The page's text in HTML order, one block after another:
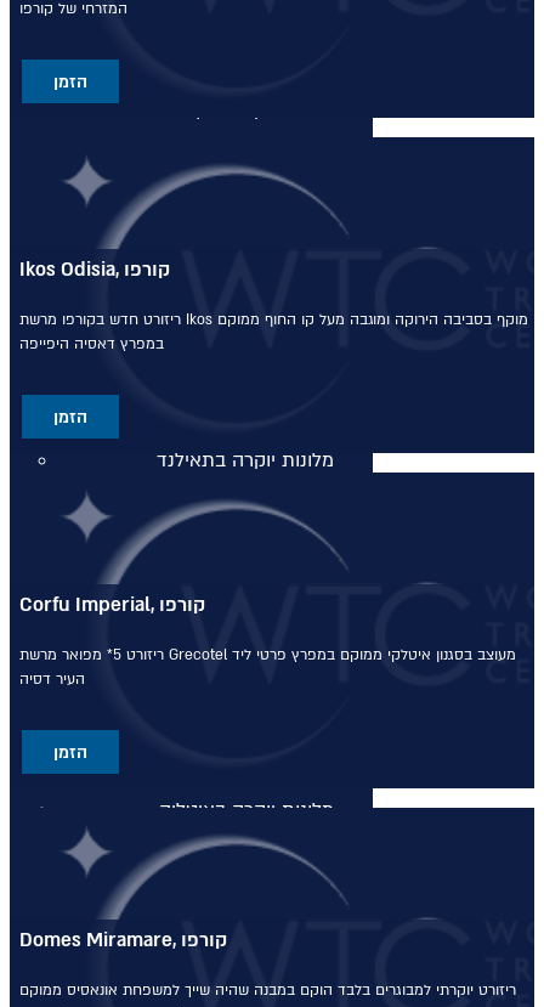
מלונות יוקרה ביוון היבשתית
מלונות יוקרה ביוון היבשתית
מלונות יוקרה בסלוניקי
מלונות יוקרה בסלוניקי
מלונות יוקרה באוסטריה
מלונות יוקרה בתאילנד
מלונות יוקרה בתאילנד
מלונות יוקרה באיטליה
מלונות יוקרה באיטליה
מלונות יוקרה בלונדון
הזמן
המזרחי של קורפו
Ikos Odisia, קורפו
הזמן
ריזורט חדש בקורפו מרשת Ikos מוקף בסביבה הירוקה ומוגבה מעל קו החוף ממוקם
במפרץ דאסיה היפייפה
Corfu Imperial, קורפו
הזמן
ריזורט 5* מפואר מרשת Grecotel מעוצב בסגנון איטלקי ממוקם במפרץ פרטי ליד
העיר דסיה
Domes Miramare, קורפו
ריזורט יוקרתי למבוגרים בלבד הוקם במבנה שהיה שייך למשפחת אונאסיס ממוקם